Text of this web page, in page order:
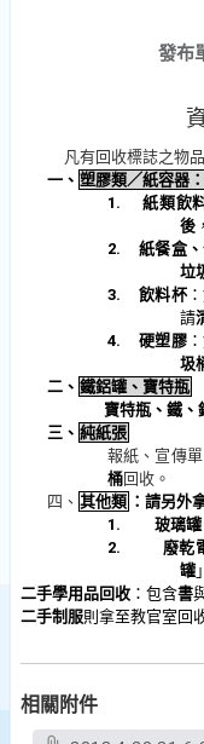
發布
凡有回收標誌之物
一、 塑膠類／紙容器
1.
紙類飲
後
2.
紙餐盒
垃
3.
飲料杯
請
4.
硬塑膠
圾
二、 鐵鋁罐、寶特瓶
寶特瓶、鐵、
三、 純紙張
報紙、宣傳
桶回收。
四、 其他類 ：請另外
1.
玻璃罐
2.
廢乾
罐
二手學用品回收 ：包含書
二手制服則拿至教官室回
相關附件